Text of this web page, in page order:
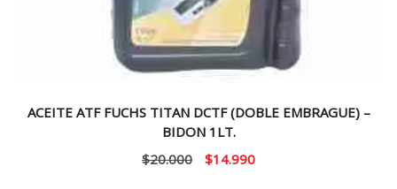
ACEITE ATF FUCHS TITAN DCTF (DOBLE EMBRAGUE) –
BIDON 1LT.
$20.000
El
$14.990El